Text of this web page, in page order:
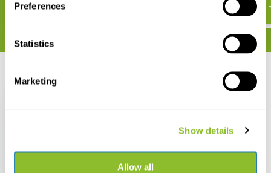
Preferences
Statistics
Marketing
Show details
Allow all
Recent bekeken
Field Guide to the